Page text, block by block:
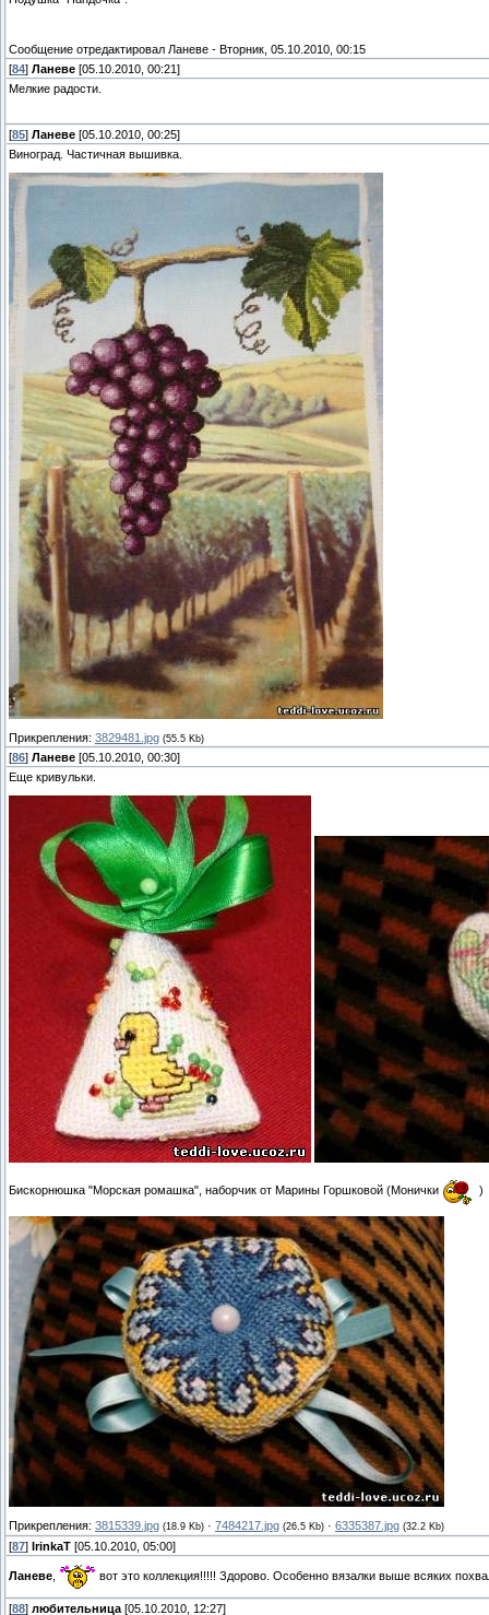
Сообщение отредактировал Ланеве - Вторник, 05.10.2010, 00:15
[84] Ланеве [05.10.2010, 00:21]
Мелкие радости.
[85] Ланеве [05.10.2010, 00:25]
Виноград. Частичная вышивка.
Прикрепления: 3829481.jpg (55.5 Kb)
[86] Ланеве [05.10.2010, 00:30]
Еще кривульки.
Бискорнюшка "Морская ромашка", наборчик от Марины Горшковой (Монички )
Прикрепления: 3815339.jpg (18.9 Kb) · 7484217.jpg (26.5 Kb) · 6335387.jpg (32.2 Kb)
[87] IrinkaT [05.10.2010, 05:00]
Ланеве вот это коллекция!!!!! Здорово. Особенно вязалки выше всяких
[88] любительница [05.10.2010, 12:27]